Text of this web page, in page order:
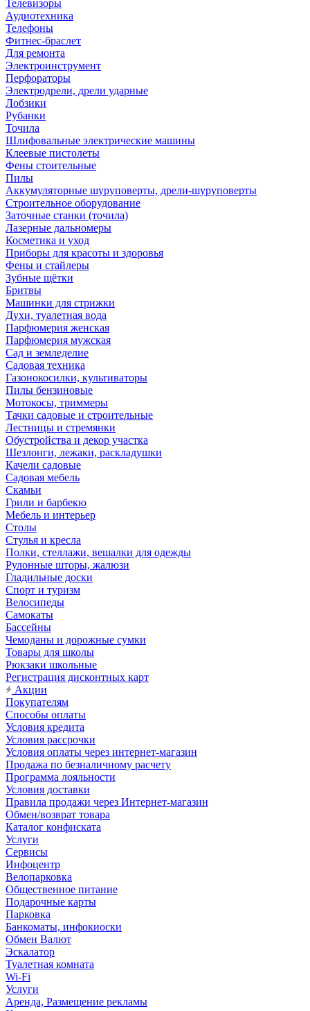
Телевизоры
Аудиотехника
Телефоны
Фитнес-браслет
Для ремонта
Электроинструмент
Перфораторы
Электродрели, дрели ударные
Лобзики
Рубанки
Точила
Шлифовальные электрические машины
Клеевые пистолеты
Фены стоительные
Пилы
Аккумуляторные шуруповерты, дрели-шуруповерты
Строительное оборудование
Заточные станки (точила)
Лазерные дальномеры
Косметика и уход
Приборы для красоты и здоровья
Фены и стайлеры
Зубные щётки
Бритвы
Машинки для стрижки
Духи, туалетная вода
Парфюмерия женская
Парфюмерия мужская
Сад и земледелие
Садовая техника
Газонокосилки, культиваторы
Пилы бензиновые
Мотокосы, триммеры
Тачки садовые и строительные
Лестницы и стремянки
Обустройства и декор участка
Шезлонги, лежаки, раскладушки
Качели садовые
Садовая мебель
Скамьи
Грили и барбекю
Мебель и интерьер
Столы
Стулья и кресла
Полки, стеллажи, вешалки для одежды
Рулонные шторы, жалюзи
Гладильные доски
Спорт и туризм
Велосипеды
Самокаты
Бассейны
Чемоданы и дорожные сумки
Товары для школы
Рюкзаки школьные
Регистрация дисконтных карт
Акции
Покупателям
Способы оплаты
Условия кредита
Условия рассрочки
Условия оплаты через интернет-магазин
Продажа по безналичному расчету
Программа лояльности
Условия доставки
Правила продажи через Интернет-магазин
Обмен/возврат товара
Каталог конфиската
Услуги
Сервисы
Инфоцентр
Велопарковка
Общественное питание
Подарочные карты
Парковка
Банкоматы, инфокиоски
Обмен Валют
Эскалатор
Туалетная комната
Wi-Fi
Услуги
Аренда, Размещение рекламы